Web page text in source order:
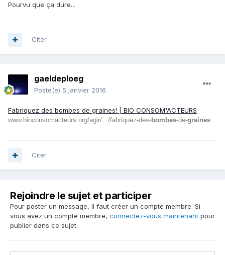
Pourvu que ça dure...
Citer
gaeldeploeg
Posté(e) 5 janvier 2016
Fabriquez des bombes de graines! | BIO CONSOM'ACTEURS
www.bioconsomacteurs.org/agir/.../fabriquez-des-bombes-de-graines
Citer
Rejoindre le sujet et participer
Pour poster un message, il faut créer un compte membre. Si
vous avez un compte membre, connectez-vous maintenant pour
publier dans ce sujet.